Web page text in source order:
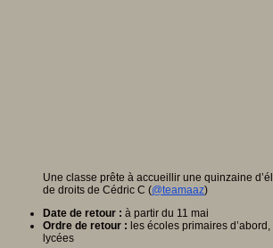
Une classe prête à accueillir une quinzaine
de droits de Cédric C (@teamaaz)
Date de retour : à partir du 11 mai
Ordre de retour : les écoles primaires
lycées